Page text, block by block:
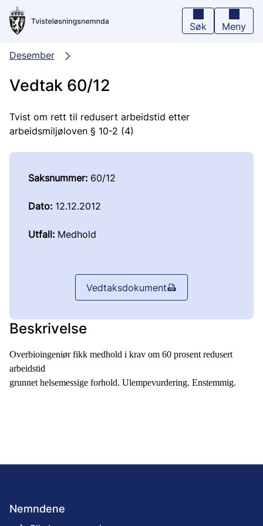
Hopp
hovedinnhold
Søk Meny
Desember
Vedtak 60/12
Tvist om rett til redusert arbeidstid etter
arbeidsmiljøloven § 10-2 (4)
Saksnummer: 60/12
Dato: 12.12.2012
Utfall: Medhold
Vedtaksdokument
Beskrivelse
Overbioingeniør fikk medhold i krav om 60 prosent redusert
arbeidstid
grunnet helsemessige forhold. Ulempevurdering. Enstemmig.
Nemndene